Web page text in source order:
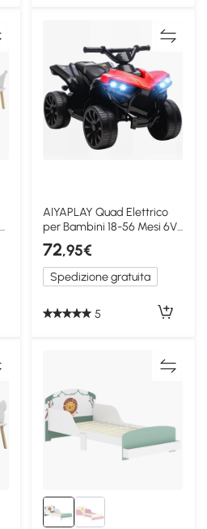
AIYAPLAY Quad Elettrico
per Bambini 18-56 Mesi 6V
Rosso
72,95€
Spedizione gratuita
5